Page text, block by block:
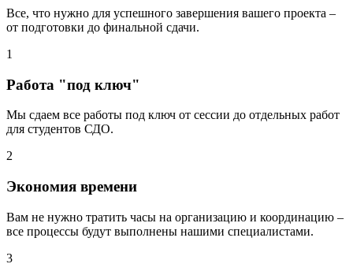
Все, что нужно для успешного завершения вашего проекта –
от подготовки до финальной сдачи.
1
Работа "под ключ"
Мы сдаем все работы под ключ от сессии до отдельных работ
для студентов СДО.
2
Экономия времени
Вам не нужно тратить часы на организацию и координацию –
все процессы будут выполнены нашими специалистами.
3